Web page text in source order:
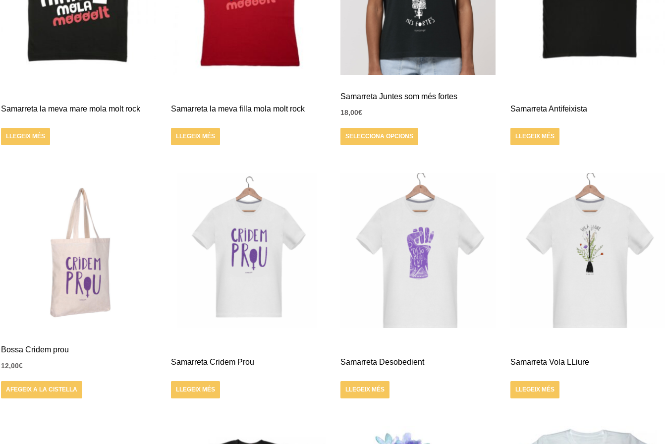
Samarreta la meva mare mola molt rock
LLEGEIX MÉS
Samarreta la meva filla mola molt rock
LLEGEIX MÉS
Samarreta Juntes som més fortes
18,00€
SELECCIONA OPCIONS
opcions
la
del
producte
Samarreta Antifeixista
LLEGEIX MÉS
Bossa Cridem prou
12,00€
AFEGEIX A LA CISTELLA
Samarreta Cridem Prou
LLEGEIX MÉS
Samarreta Desobedient
LLEGEIX MÉS
Samarreta Vola LLiure
LLEGEIX MÉS